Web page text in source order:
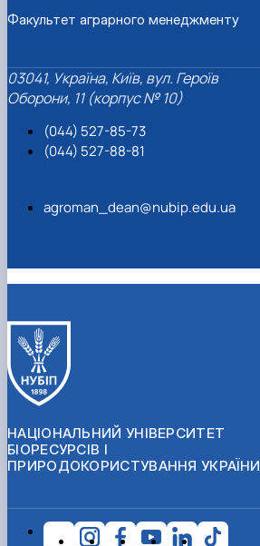
Факультет аграрного менеджменту
03041, Україна, Київ, вул. Героїв
Оборони, 11 (корпус № 10)
(044) 527-85-73
(044) 527-88-81
agroman_dean@nubip.edu.ua
НАЦІОНАЛЬНИЙ УНІВЕРСИТЕТ
БІОРЕСУРСІВ І
ПРИРОДОКОРИСТУВАННЯ УКРАЇНИ